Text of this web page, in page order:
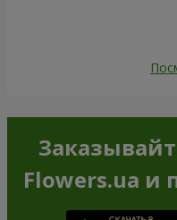
Flowers.ua и